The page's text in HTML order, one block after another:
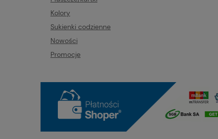
Kolory
Sukienki codzienne
Nowości
Promocje